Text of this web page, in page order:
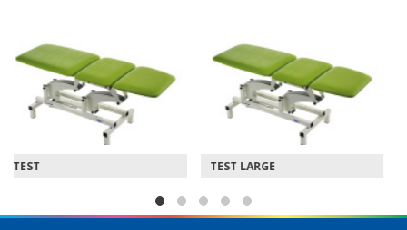
TEST LARGE TEST ECODOP